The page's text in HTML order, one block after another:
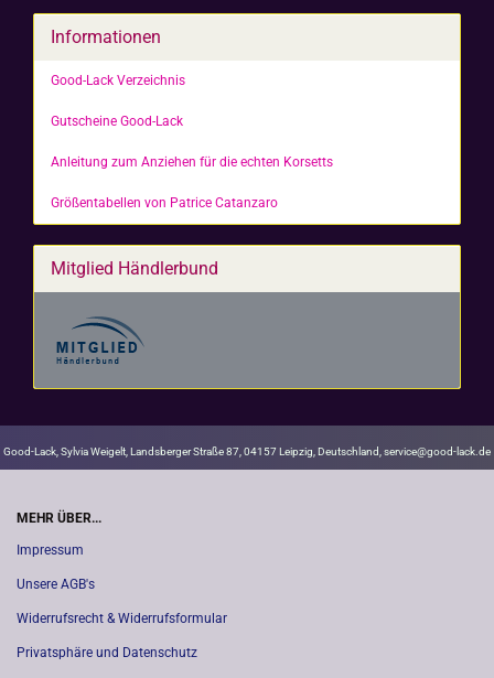
Informationen
Good-Lack Verzeichnis
Gutscheine Good-Lack
Anleitung zum Anziehen für die echten Korsetts
Größentabellen von Patrice Catanzaro
Mitglied Händlerbund
Good-Lack, Sylvia Weigelt, Landsberger Straße 87, 04157 Leipzig, Deutschland, service@good-lack.de
MEHR ÜBER...
Impressum
Unsere AGB's
Widerrufsrecht & Widerrufsformular
Privatsphäre und Datenschutz